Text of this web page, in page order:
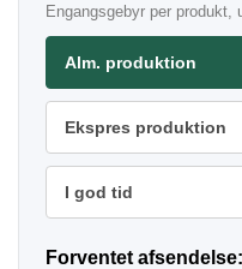
Engangsgebyr per produkt,
Alm. produktion
Ekspres produktion
I god tid
Forventet afsendelse: